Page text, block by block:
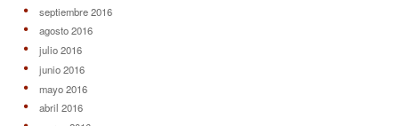
septiembre 2016
agosto 2016
julio 2016
junio 2016
mayo 2016
abril 2016